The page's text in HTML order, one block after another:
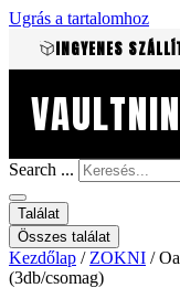
Ugrás a tartalomhoz
INGYENES
Search ...
Találat
Összes találat
Kezdőlap / ZOKNI /
(3db/csomag)